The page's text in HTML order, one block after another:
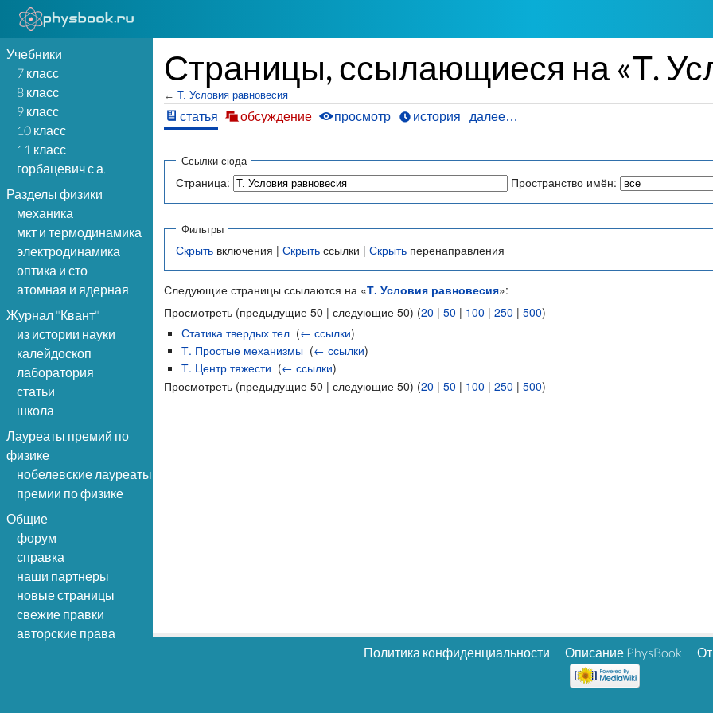
Учебники
7 класс
8 класс
9 класс
10 класс
11 класс
горбацевич с.а.
Разделы физики
механика
мкт и термодинамика
электродинамика
оптика и сто
атомная и ядерная
Журнал "Квант"
из истории науки
калейдоскоп
лаборатория
статьи
школа
Лауреаты премий по
физике
нобелевские лауреаты
премии по физике
Общие
форум
справка
наши партнеры
новые страницы
свежие правки
авторские права
Страницы, ссылающиеся на «Т.
←Т. Условия равновесия
статья обсуждение просмотр история далее…
Ссылки сюда
Страница: Пространство имён:
Фильтры
Скрыть включения | Скрыть ссылки | Скрыть перенаправления
Следующие страницы ссылаются на «Т. Условия равновесия»:
Просмотреть (предыдущие 50 | следующие 50) (20 | 50 | 100 | 250 | 500)
Статика твердых тел (← ссылки)
Т. Простые механизмы (← ссылки)
Т. Центр тяжести (← ссылки)
Просмотреть (предыдущие 50 | следующие 50) (20 | 50 | 100 | 250 | 500)
Политика конфиденциальности Описание PhysBook